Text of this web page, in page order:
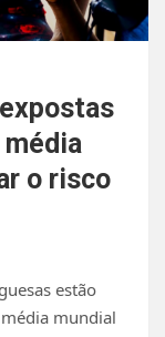
o risco
estão
mundial